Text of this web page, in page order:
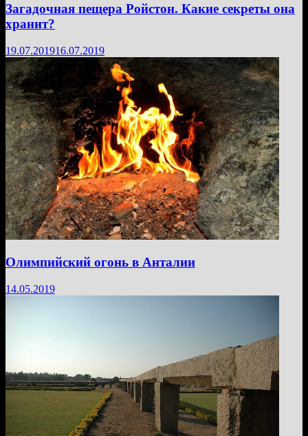
Загадочная пещера Ройстон. Какие секреты она
хранит?
19.07.201916.07.2019
Олимпийский огонь в Анталии
14.05.2019